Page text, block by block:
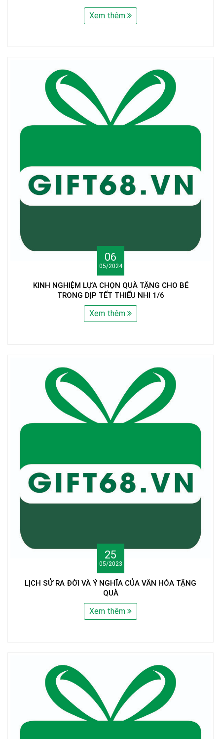
Xem thêm
06
05/2024
KINH NGHIỆM LỰA CHỌN QUÀ TẶNG CHO BÉ
TRONG DỊP TẾT THIẾU NHI 1/6
Xem thêm
25
05/2023
LỊCH SỬ RA ĐỜI VÀ Ý NGHĨA CỦA VĂN HÓA TẶNG
QUÀ
Xem thêm